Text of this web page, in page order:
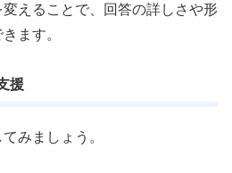
えることで、回答の詳しさや形
ます。
援
みましょう。